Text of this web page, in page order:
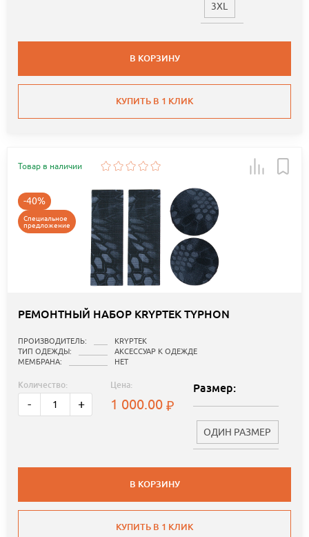
3XL
В КОРЗИНУ
КУПИТЬ В 1 КЛИК
Товар в наличии
-40%
Специальное
предложение
РЕМОНТНЫЙ НАБОР KRYPTEK TYPHON
ПРОИЗВОДИТЕЛЬ:
KRYPTEK
ТИП ОДЕЖДЫ:
АКСЕССУАР К ОДЕЖДЕ
МЕМБРАНА:
НЕТ
Количество:
- +
Цена:
1 000.00
Размер:
ОДИН РАЗМЕР
В КОРЗИНУ
КУПИТЬ В 1 КЛИК